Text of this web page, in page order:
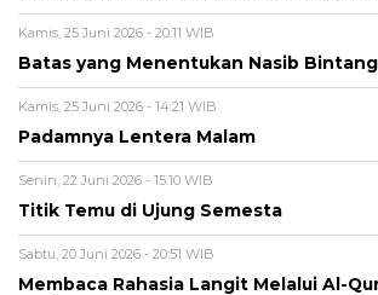
Kamis, 25 Juni 2026 - 20:11 WIB
Batas yang Menentukan Nasib Bintang
Kamis, 25 Juni 2026 - 14:21 WIB
Padamnya Lentera Malam
Senin, 22 Juni 2026 - 15:10 WIB
Titik Temu di Ujung Semesta
Sabtu, 20 Juni 2026 - 20:51 WIB
Membaca Rahasia Langit Melalui Al-